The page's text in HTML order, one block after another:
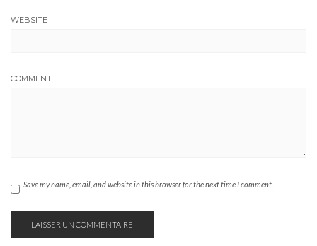
WEBSITE
COMMENT
Save my name, email, and website in this browser for the next time I comment.